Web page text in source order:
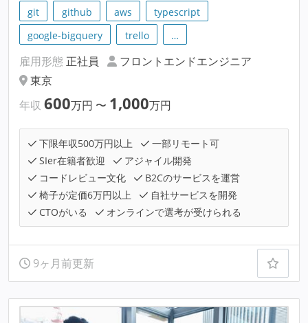
git github aws
typescript
google-bigquery
trello …
雇用形態 正社員
フロントエンドエンジニア
東京
年収 600万円 〜 1,000万円
下限年収500万円以上
一部リモート可
SIer在籍者歓迎
アジャイル開発
コードレビュー文化
B2Cのサービスを運営
椅子が定価6万円以上
自社サービスを開発
CTOがいる
オンラインで選考が受けられる
9ヶ月前更新